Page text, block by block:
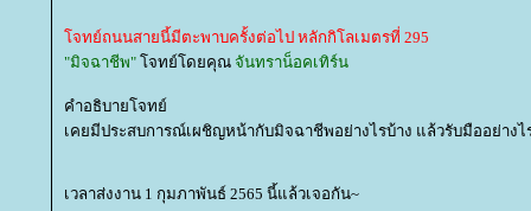
จทย์ถนนสายนี้มีตะพาบครั้งต่อไป หลักกิโลเมตรที่ 295
"มิจฉาชีพ" จทย์โดยคุณ จันทราน็อคเทิร์น
คำอธิบายโจทย์
เคยมีประสบการณ์เผชิญหน้ากับมิจฉาชีพอย่างไรบ้าง แล้วรับมืออย่างไ
เวลาส่งงาน 1 กุมภาพันธ์ 2565 นี้แล้วเจอกัน~